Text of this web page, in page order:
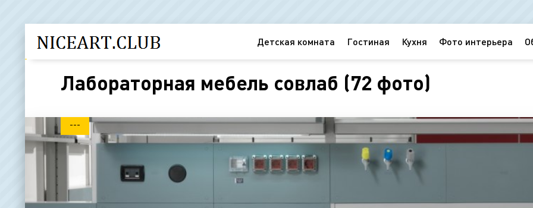
Детская комната Гостиная Кухня Фото интерьера
Лабораторная мебель совлаб (72 фото)
---